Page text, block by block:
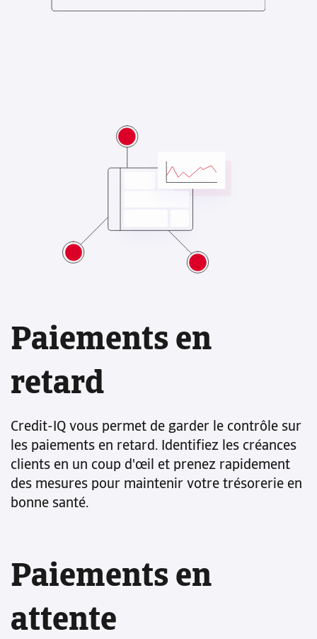
Paiements en
retard
Credit-IQ vous permet de garder le contrôle sur
les paiements en retard. Identifiez les créances
clients en un coup d'œil et prenez rapidement
des mesures pour maintenir votre trésorerie en
bonne santé.
Paiements en
attente